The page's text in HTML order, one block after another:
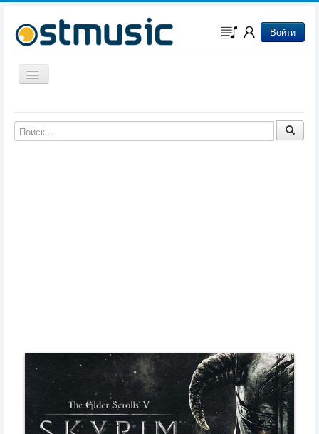
Войти
Включить/выключить навигацию
Музыка из мультфильмов
Музыка из сериалов